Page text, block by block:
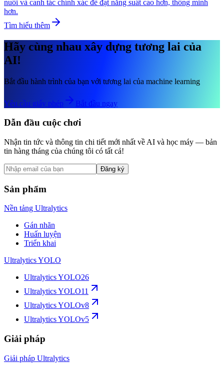
nuôi và canh tác chính xác để đạt năng suất cao hơn, thông minh
hơn.
Tìm hiểu thêm
Hãy cùng nhau xây dựng tương lai của
AI!
Bắt đầu hành trình của bạn với tương lai của machine learning
Yêu cầu giấy phép Bắt đầu ngay
Dẫn đầu cuộc chơi
Nhận tin tức và thông tin chi tiết mới nhất về AI và học máy — bản
tin hàng tháng của chúng tôi có tất cả!
Đăng ký
Sản phẩm
Nền tảng Ultralytics
Gán nhãn
Huấn luyện
Triển khai
Ultralytics YOLO
Ultralytics YOLO26
Ultralytics YOLO11
Ultralytics YOLOv8
Ultralytics YOLOv5
Giải pháp
Giải pháp Ultralytics